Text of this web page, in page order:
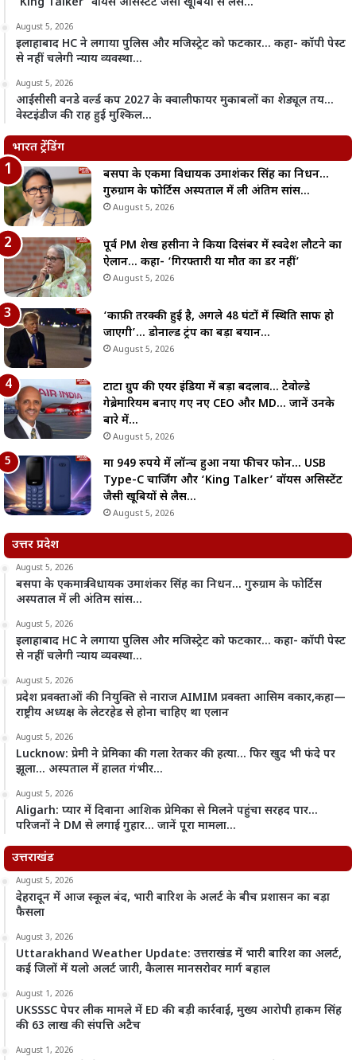
August 5, 2026
इलाहाबाद HC ने लगाया पुलिस और मजिस्ट्रेट को फटकार… कहा- कॉपी पेस्ट
से नहीं चलेगी न्याय व्यवस्था…
August 5, 2026
आईसीसी वनडे वर्ल्ड कप 2027 के क्वालीफायर मुकाबलों का शेड्यूल तय…
वेस्टइंडीज की राह हुई मुश्किल…
भारत ट्रेंडिंग
बसपा के एकमात्र विधायक उमाशंकर सिंह का निधन…
गुरुग्राम के फोर्टिस अस्पताल में ली अंतिम सांस…
August 5, 2026
पूर्व PM शेख हसीना ने किया दिसंबर में स्वदेश लौटने का
ऐलान… कहा- ‘गिरफ्तारी या मौत का डर नहीं’
August 5, 2026
‘काफ़ी तरक्की हुई है, अगले 48 घंटों में स्थिति साफ हो
जाएगी’… डोनाल्ड ट्रंप का बड़ा बयान…
August 5, 2026
टाटा ग्रुप की एयर इंडिया में बड़ा बदलाव… टेवोल्डे
गेब्रेमारियम बनाए गए नए CEO और MD… जानें उनके
बारे में…
August 5, 2026
मात्र 949 रुपये में लॉन्च हुआ नया फीचर फोन… USB
Type-C चार्जिंग और ‘King Talker’ वॉयस असिस्टेंट
जैसी खूबियों से लैस…
August 5, 2026
उत्तर प्रदेश
August 5, 2026
बसपा के एकमात्र विधायक उमाशंकर सिंह का निधन… गुरुग्राम के फोर्टिस
अस्पताल में ली अंतिम सांस…
August 5, 2026
इलाहाबाद HC ने लगाया पुलिस और मजिस्ट्रेट को फटकार… कहा- कॉपी पेस्ट
से नहीं चलेगी न्याय व्यवस्था…
August 5, 2026
प्रदेश प्रवक्ताओं की नियुक्ति से नाराज AIMIM प्रवक्ता आसिम वकार,कहा—
राष्ट्रीय अध्यक्ष के लेटरहेड से होना चाहिए था एलान
August 5, 2026
Lucknow: प्रेमी ने प्रेमिका की गला रेतकर की हत्या… फिर खुद भी फंदे पर
झूला… अस्पताल में हालत गंभीर…
August 5, 2026
Aligarh: प्यार में दिवाना आशिक प्रेमिका से मिलने पहुंचा सरहद पार…
परिजनों ने DM से लगाई गुहार… जानें पूरा मामला…
उत्तराखंड
August 5, 2026
देहरादून में आज स्कूल बंद, भारी बारिश के अलर्ट के बीच प्रशासन का बड़ा
फैसला
August 3, 2026
Uttarakhand Weather Update: उत्तराखंड में भारी बारिश का अलर्ट,
कई जिलों में यलो अलर्ट जारी, कैलास मानसरोवर मार्ग बहाल
August 1, 2026
UKSSSC पेपर लीक मामले में ED की बड़ी कार्रवाई, मुख्य आरोपी हाकम सिंह
की 63 लाख की संपत्ति अटैच
August 1, 2026